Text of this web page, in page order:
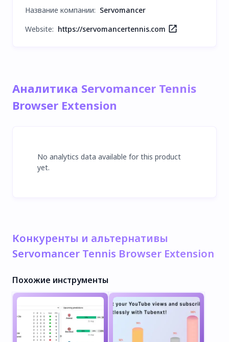
Название компании: Servomancer
Website: https://servomancertennis.com
Аналитика Servomancer Tennis
Browser Extension
No analytics data available for this product
yet.
Конкуренты и альтернативы
Servomancer Tennis Browser Extension
Похожие инструменты